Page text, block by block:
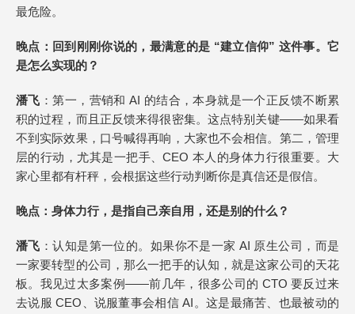
最危险。
晚点 ：回到刚刚你说的，最满意的是 “建立信仰” 这件事。它
是怎么实现的？
潘飞 ：第一，营销和 AI 的结合，本身就是一个正反馈不断累
积的过程，而且正反馈来得很密集。这点特别关键——如果看
不到实际效果，口号喊得再响，大家也不会相信。第二，管理
层的行动，尤其是一把手、CEO 本人的身体力行很重要。大
家心里都有杆秤，会根据这些行动判断你是真信还是假信。
晚点 ：身体力行，是指自己亲自用，还是别的什么？
潘飞 ：认知是第一位的。如果你不是一家 AI 原生公司，而是
一家要转型的公司，那么一把手的认知，就是这家公司的天花
板。我见过太多案例——前几年，很多公司的 CTO 要反过来
去说服 CEO、说服董事会相信 AI。这是最痛苦、也最被动的